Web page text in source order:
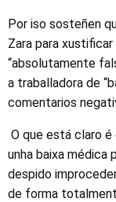
Por iso sosteñen
Zara para
“absolutamente
a traballadora de “
comentarios
O que está claro
unha baixa médica
despido
de forma